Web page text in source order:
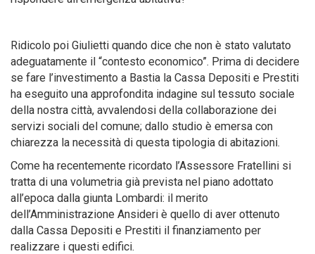
Ridicolo poi Giulietti quando dice che non è stato valutato
adeguatamente il “contesto economico”. Prima di decidere
se fare l’investimento a Bastia la Cassa Depositi e Prestiti
ha eseguito una approfondita indagine sul tessuto sociale
della nostra città, avvalendosi della collaborazione dei
servizi sociali del comune; dallo studio è emersa con
chiarezza la necessità di questa tipologia di abitazioni.
Come ha recentemente ricordato l’Assessore Fratellini si
tratta di una volumetria già prevista nel piano adottato
all’epoca dalla giunta Lombardi: il merito
dell’Amministrazione Ansideri è quello di aver ottenuto
dalla Cassa Depositi e Prestiti il finanziamento per
realizzare i questi edifici.